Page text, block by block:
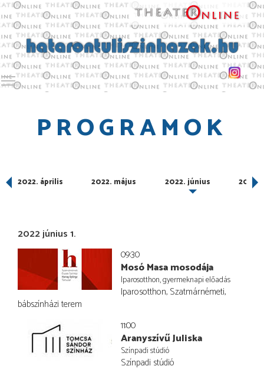
Toggle main menu visibility
PROGRAMOK
2022. április 2022. május 2022. június 2022.
2022 június 1.
09:30
Mosó Masa mosodája
Iparosotthon, gyermeknapi előadás
Iparosotthon, Szatmárnémeti,
bábszínházi terem
11:00
Aranyszívű Juliska
Színpadi stúdió
Színpadi stúdió